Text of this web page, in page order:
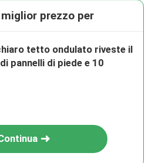
prezzo per
tetto ondulato riveste il
pannelli di piede e 10